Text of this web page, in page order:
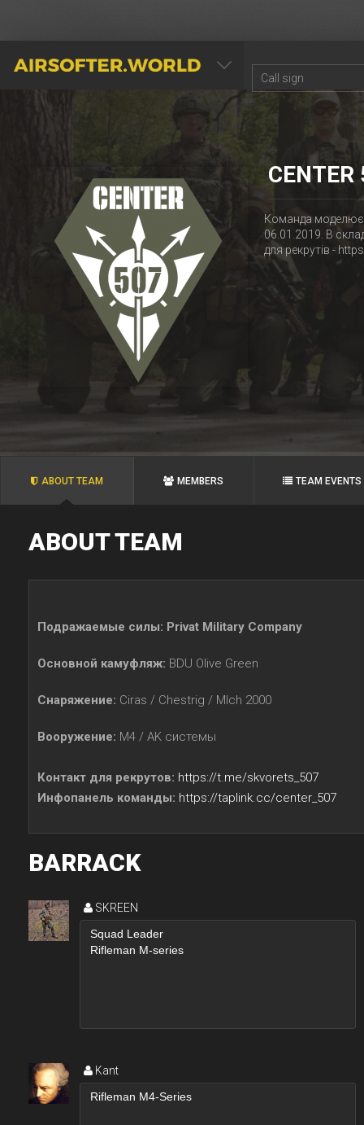
AIRSOFTER.WORLD
CENTER
Команда моделює
06.01.2019. В
для рекрутів -
ABOUT TEAM MEMBERS TEAM EVENTS
ABOUT TEAM
Подражаемые силы: Privat Military Company
Основной камуфляж: BDU Olive Green
Снаряжение: Ciras / Chestrig / MIch 2000
Вооружение: M4 / AK системы
Контакт для рекрутов: https://t.me/skvorets_507
Инфопанель команды: https://taplink.cc/center_507
BARRACK
SKREEN
Kant